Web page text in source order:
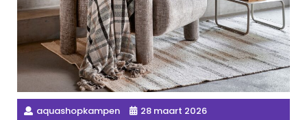
aquashopkampen
28 maart 2026